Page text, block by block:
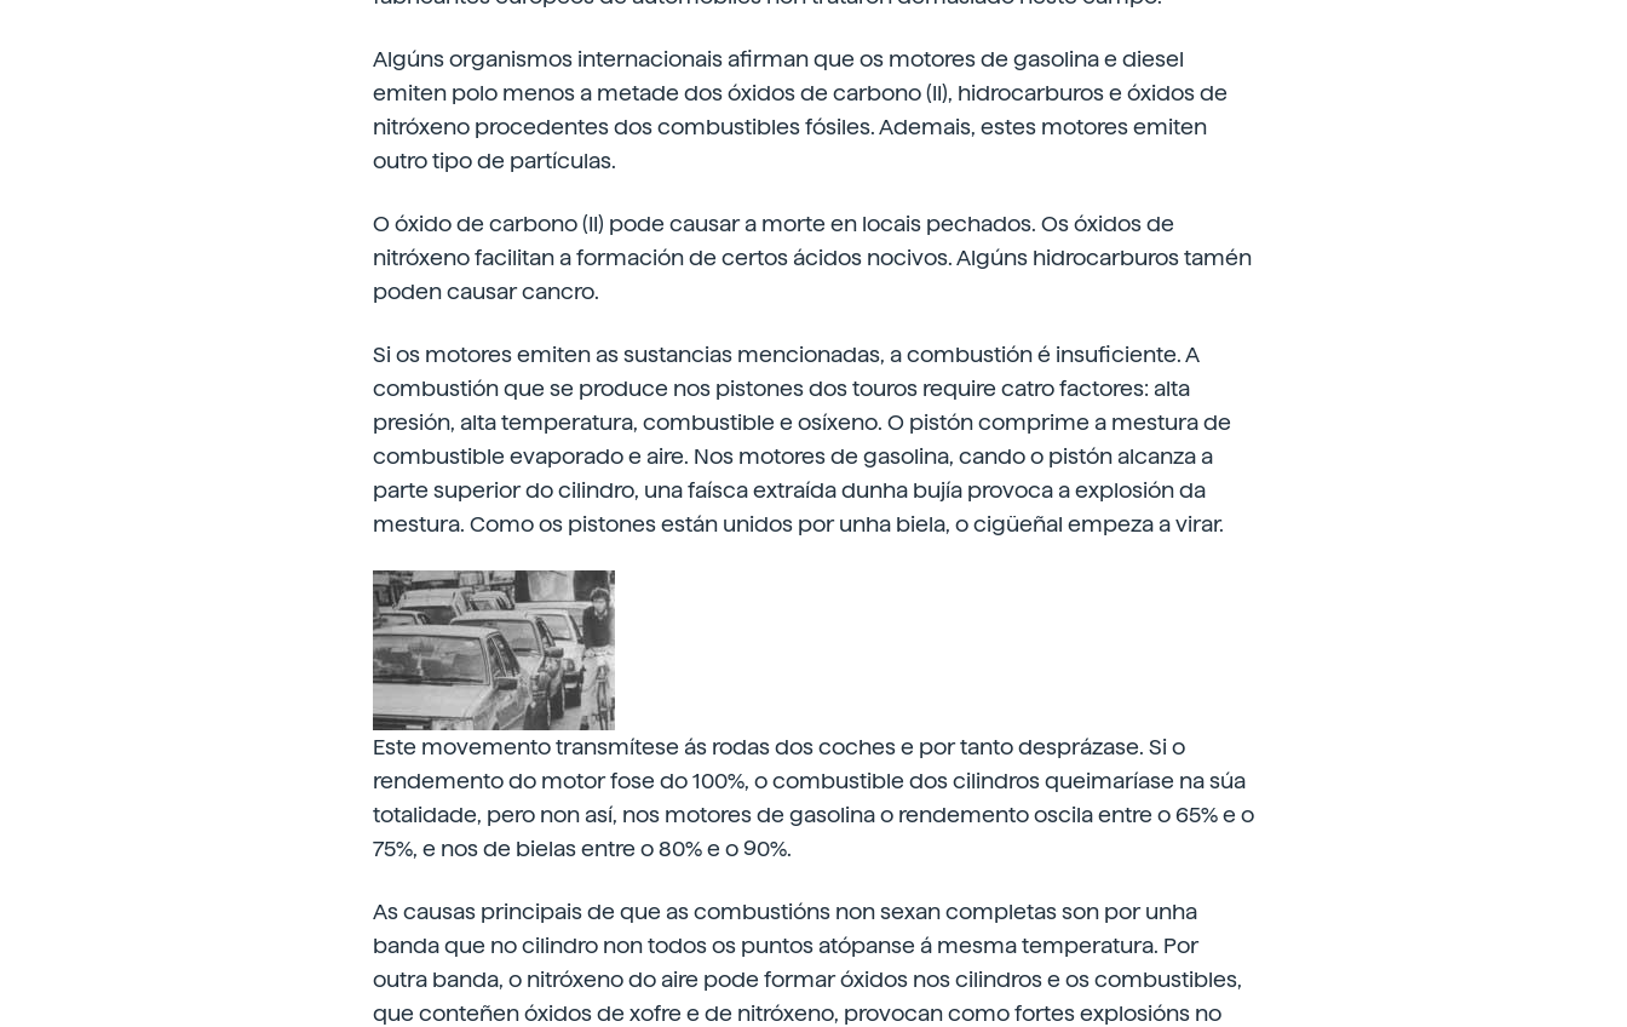
Algúns organismos internacionais afirman que os motores de gasolina e diesel
emiten polo menos a metade dos óxidos de carbono (II), hidrocarburos e óxidos de
nitróxeno procedentes dos combustibles fósiles. Ademais, estes motores emiten
outro tipo de partículas.
O óxido de carbono (II) pode causar a morte en locais pechados. Os óxidos de
nitróxeno facilitan a formación de certos ácidos nocivos. Algúns hidrocarburos tamén
poden causar cancro.
Si os motores emiten as sustancias mencionadas, a combustión é insuficiente. A
combustión que se produce nos pistones dos touros require catro factores: alta
presión, alta temperatura, combustible e osíxeno. O pistón comprime a mestura de
combustible evaporado e aire. Nos motores de gasolina, cando o pistón alcanza a
parte superior do cilindro, una faísca extraída dunha bujía provoca a explosión da
mestura. Como os pistones están unidos por unha biela, o cigüeñal empeza a virar.
Este movemento transmítese ás rodas dos coches e por tanto desprázase. Si o
rendemento do motor fose do 100%, o combustible dos cilindros queimaríase na súa
totalidade, pero non así, nos motores de gasolina o rendemento oscila entre o 65% e o
75%, e nos de bielas entre o 80% e o 90%.
As causas principais de que as combustións non sexan completas son por unha
banda que no cilindro non todos os puntos atópanse á mesma temperatura. Por
outra banda, o nitróxeno do aire pode formar óxidos nos cilindros e os combustibles,
que conteñen óxidos de xofre e de nitróxeno, provocan como fortes explosións no